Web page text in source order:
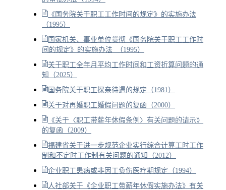
《国务院关于职工工作时间的规定》的实施办法
（1995）
国家机关、事业单位贯彻《国务院关于职工工作时
间的规定》的实施办法 （1995）
关于职工全年月平均工作时间和工资折算问题的通
知（2025）
国务院关于职工探亲待遇的规定（1981）
关于对再婚职工婚假问题的复函（2000）
《关于〈职工带薪年休假条例〉有关问题的请示》
的复函（2009）
福建省关于进一步规范企业实行综合计算工时工作
制和不定时工作制有关问题的通知（2012）
企业职工患病或非因工负伤医疗期规定（1994）
人社部关于《企业职工带薪年休假实施办法》有关